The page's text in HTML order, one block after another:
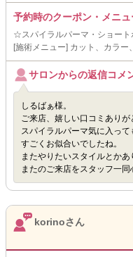
予約時のクーポン・メニュ
☆スパイラルパーマ・ショー
[施術メニュー] カット、カラー
サロンからの返信コメ
しるばぁ様。
ご来店、嬉しい口コミありが
スパイラルパーマ気に入って
すごくお似合いでしたね。
またやりたいスタイルとかあ
またのご来店をスタッフ一同
korinoさん